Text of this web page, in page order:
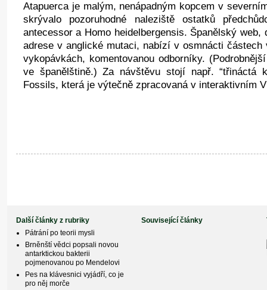
Atapuerca je malým, nenápadným kopcem v
skrývalo pozoruhodné naleziště ostatků
antecessor a Homo heidelbergensis. Španělský web,
adrese v anglické mutaci, nabízí v osmnácti částech
vykopávkách, komentovanou odborníky.
ve španělštině.) Za návštěvu stojí např. “třináctá
Fossils, která je výtečně zpracovaná v interaktivním
Další články z rubriky
Pátrání po teorii mysli
Brněnští vědci popsali novou
antarktickou bakterii
pojmenovanou po Mendelovi
Pes na klávesnici vyjádří, co je
pro něj morče
Související články